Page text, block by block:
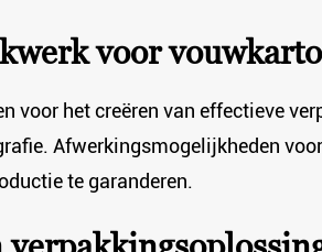
voor
voor het creëren van effectieve
Afwerkingsmogelijkheden
te garanderen.